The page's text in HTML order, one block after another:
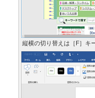
縦横の切り替えは［F］キ